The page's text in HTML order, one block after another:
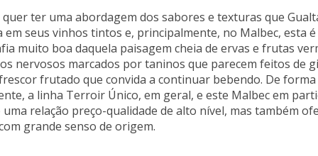
quer ter uma abordagem dos sabores e texturas que
em seus vinhos tintos e, principalmente, no Malbec, esta
muito boa daquela paisagem cheia de ervas e frutas
nervosos marcados por taninos que parecem feitos de
frutado que convida a continuar bebendo. De forma
a linha Terroir Único, em geral, e este Malbec em
relação preço-qualidade de alto nível, mas também
grande senso de origem.